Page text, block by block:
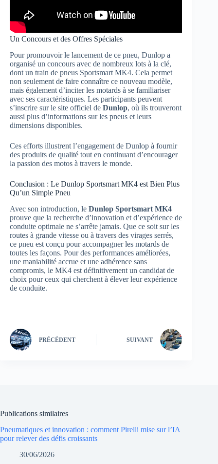
Un Concours et des Offres Spéciales
Pour promouvoir le lancement de ce pneu, Dunlop a
organisé un concours avec de nombreux lots à la clé,
dont un train de pneus Sportsmart MK4. Cela permet
non seulement de faire connaître ce nouveau modèle,
mais également d’inciter les motards à se familiariser
avec ses caractéristiques. Les participants peuvent
s’inscrire sur le site officiel de Dunlop, où ils trouveront
aussi plus d’informations sur les pneus et leurs
dimensions disponibles.
Ces efforts illustrent l’engagement de Dunlop à fournir
des produits de qualité tout en continuant d’encourager
la passion des motos à travers le monde.
Conclusion : Le Dunlop Sportsmart MK4 est Bien Plus
Qu’un Simple Pneu
Avec son introduction, le Dunlop Sportsmart MK4
prouve que la recherche d’innovation et d’expérience de
conduite optimale ne s’arrête jamais. Que ce soit sur les
routes à grande vitesse ou à travers des virages serrés,
ce pneu est conçu pour accompagner les motards de
toutes les façons. Pour des performances améliorées,
une maniabilité accrue et une adhérence sans
compromis, le MK4 est définitivement un candidat de
choix pour ceux qui cherchent à élever leur expérience
de conduite.
PRÉCÉDENT SUIVANT
Publications similaires
Pneumatiques et innovation : comment Pirelli mise sur l’IA
pour relever des défis croissants
30/06/2026